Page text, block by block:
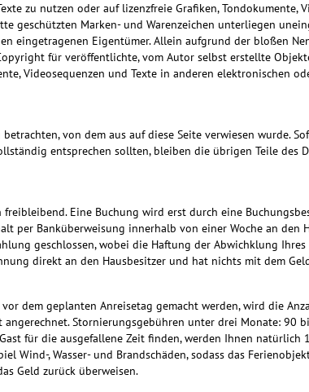
zu nutzen oder auf lizenzfreie Grafiken, Tondokumente,
geschützten Marken- und Warenzeichen unterliegen
eingetragenen Eigentümer. Allein aufgrund der bloßen
für veröffentlichte, vom Autor selbst erstellte
Videosequenzen und Texte in anderen elektronischen
von dem aus auf diese Seite verwiesen wurde.
entsprechen sollten, bleiben die übrigen Teile
Eine Buchung wird erst durch eine
per Banküberweisung innerhalb von einer Woche an den
geschlossen, wobei die Haftung der Abwichklung
direkt an den Hausbesitzer und hat nichts mit dem
dem geplanten Anreisetag gemacht werden, wird die
Stornierungsgebühren unter drei Monate: 90
für die ausgefallene Zeit finden, werden Ihnen natürlich
Wind-, Wasser- und Brandschäden, sodass das
Geld zurück überweisen.